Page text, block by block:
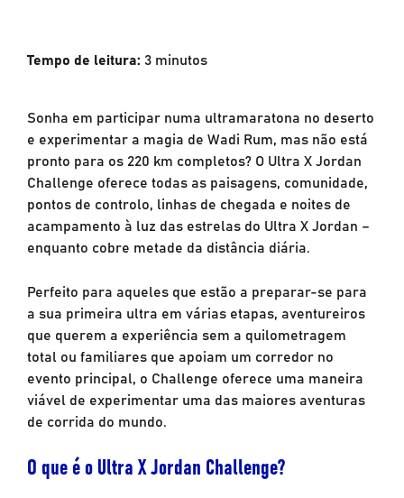
Tempo de leitura: 3 minutos
Sonha em participar numa ultramaratona no deserto
e experimentar a magia de Wadi Rum, mas não está
pronto para os 220 km completos? O Ultra X Jordan
Challenge oferece todas as paisagens, comunidade,
pontos de controlo, linhas de chegada e noites de
acampamento à luz das estrelas do Ultra X Jordan –
enquanto cobre metade da distância diária.
Perfeito para aqueles que estão a preparar-se para
a sua primeira ultra em várias etapas, aventureiros
que querem a experiência sem a quilometragem
total ou familiares que apoiam um corredor no
evento principal, o Challenge oferece uma maneira
viável de experimentar uma das maiores aventuras
de corrida do mundo.
O que é o Ultra X Jordan Challenge?